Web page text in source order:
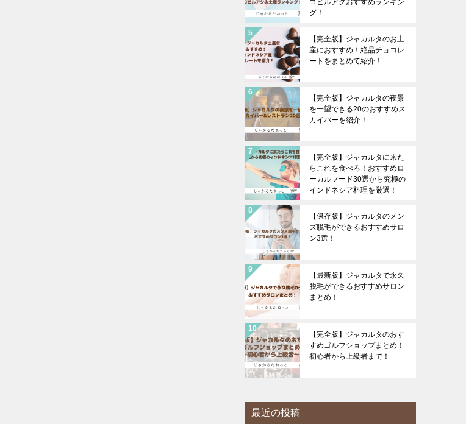
グ！
【完全版】ジャカルタのお土
産におすすめ！絶品チョコレ
ートをまとめて紹介！
【完全版】ジャカルタの夜景
を一望できる20のおすすめス
カイバーを紹介！
【完全版】ジャカルタに来た
らこれを食べろ！おすすめロ
ーカルフード30選から究極の
インドネシア料理を厳選！
【保存版】ジャカルタのメン
ズ脱毛ができるおすすめサロ
ン3選！
【最新版】ジャカルタで永久
脱毛ができるおすすめサロン
まとめ！
【完全版】ジャカルタのおす
すめゴルフショップまとめ！
初心者から上級者まで！
最近の投稿